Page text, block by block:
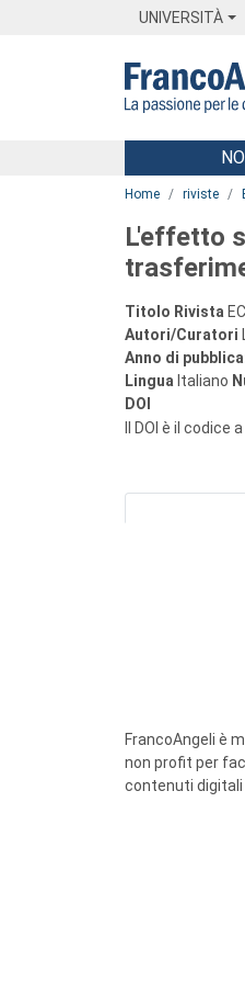
UNIVERSITÀ
Menu
Home riviste
L'effetto
Titolo Rivista
Autori/Curatori
Anno di
Lingua Italiano
DOI
Il DOI è il
FrancoAngeli è
non profit per
contenuti digitali